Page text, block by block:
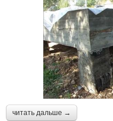
читать дальше →